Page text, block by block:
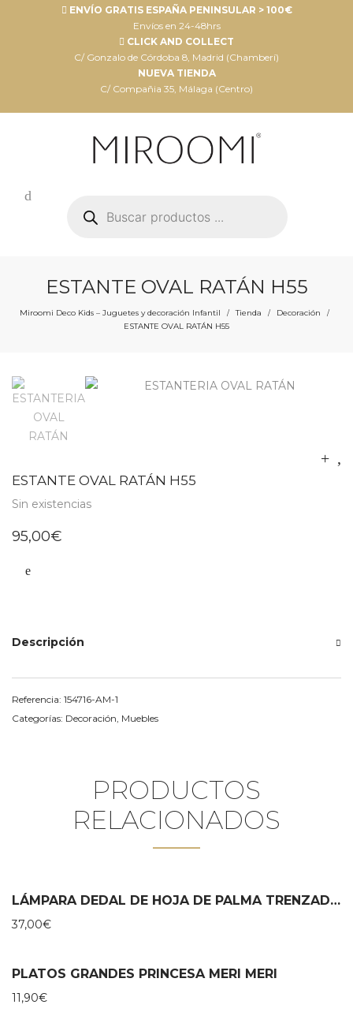
ENVÍO GRATIS ESPAÑA PENINSULAR > 100€
Envíos en 24-48hrs
CLICK AND COLLECT
C/ Gonzalo de Córdoba 8, Madrid (Chamberí)
NUEVA TIENDA
C/ Compañia 35, Málaga (Centro)
productos
ESTANTE OVAL RATÁN H55
Miroomi Deco Kids – Juguetes y decoración Infantil / Tienda / Decoración /
ESTANTE OVAL RATÁN H55
ESTANTE OVAL RATÁN H55
Sin existencias
95,00€
Descripción
Referencia: 154716-AM-1
Categorías: Decoración Muebles
PRODUCTOS
RELACIONADOS
LÁMPARA DEDAL DE HOJA DE PALMA TRENZADO A MANO
37,00€
PLATOS GRANDES PRINCESA MERI MERI
11,90€